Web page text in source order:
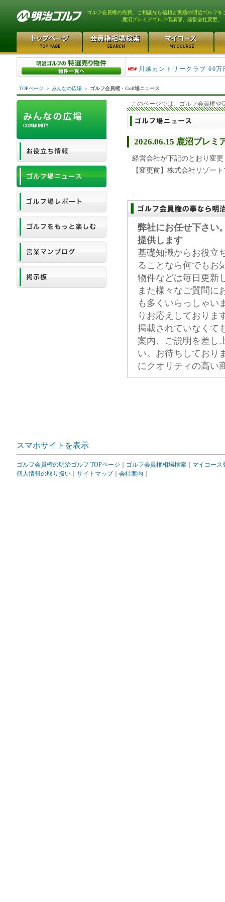
ゴルフ会員権の売買、ご相談なら信頼と実績の明治ゴルフを
鹿沼プレミアゴルフ倶楽部、経営会社変更。
津久井湖ゴルフ倶楽部 80万
川越カントリークラブ 60万
TOPページ ＞ みんなの広場 ＞ ゴルフ会員権・Golf場ニュース
このページでは、ゴルフ会員権や
2026.06.15 鹿沼プレミ
経営会社が下記のとおり変
【変更前】株式会社リゾー
弊社にお任せ下さい
提供します
基礎知識からお役立
ることなら何でもお
物件などは毎日更新
また様々なご質問に
も多くいらっしゃい
りお応えしておりま
掲載されていなくて
案内、ご説明を差し
い。お待ちしており
にクオリティの高い
スマホサイトを表示
ゴルフ会員権の明治ゴルフ TOPページ ゴルフ会員権相場検索
マイコース
個人情報の取り扱い
サイトマップ｜ 会社案内